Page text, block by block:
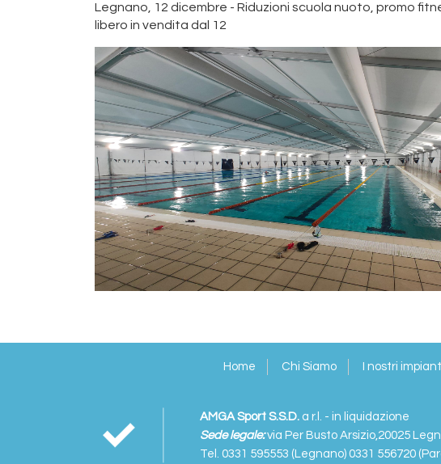
Legnano, 12 dicembre - Riduzioni scuola nuoto, promo
libero in vendita dal 12
Home Chi Siamo I nostri
AMGA Sport S.S.D. a r.l. - in liquidazione
Sede legale:via Per Busto Arsizio,20025
Tel. 0331 595553 (Legnano) 0331 556720